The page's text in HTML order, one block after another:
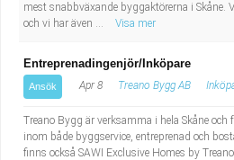
mest snabbväxande byggaktörerna i
och vi har även ...
Visa mer
Entreprenadingenjör/Inköpare
Ansök Apr 8 Treano Bygg AB
Treano Bygg är verksamma i hela Skåne
inom både byggservice, entreprenad och
finns också SAWI Exclusive Homes by